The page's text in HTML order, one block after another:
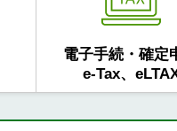
電子手続・確定
e-Tax、